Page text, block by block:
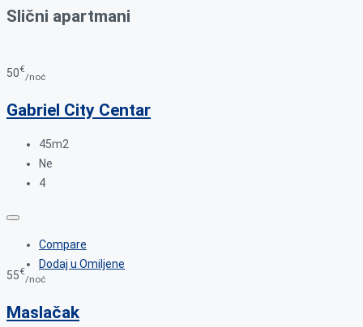
Slični apartmani
50€
/noć
Gabriel City Centar
45m2
Ne
4
Compare
Dodaj u Omiljene
55€
/noć
Maslačak